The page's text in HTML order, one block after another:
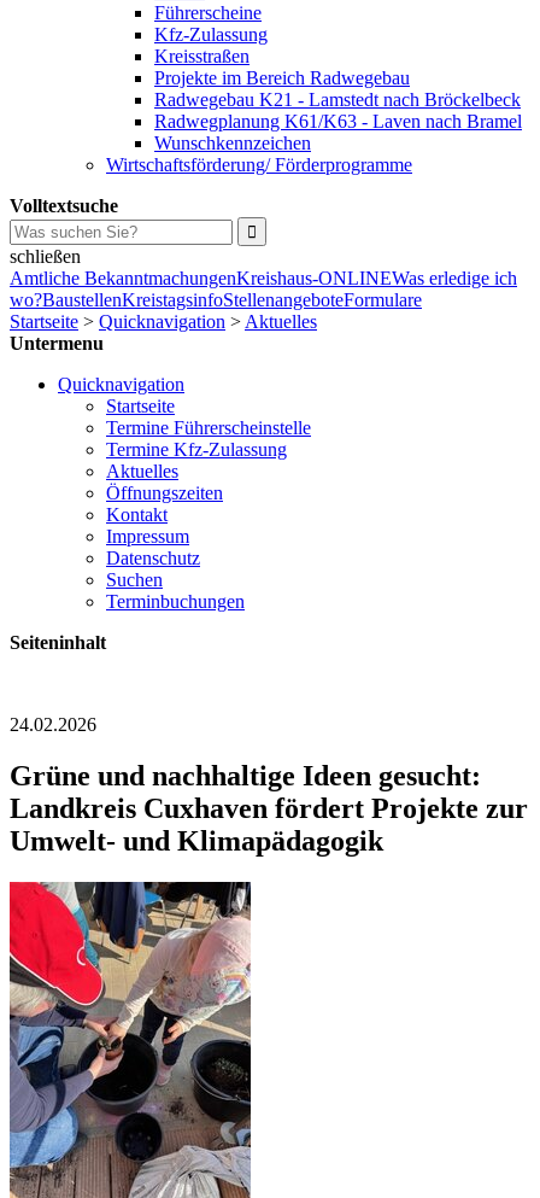
Führerscheine
Kfz-Zulassung
Kreisstraßen
Projekte im Bereich Radwegebau
Radwegebau K21 - Lamstedt nach Bröckelbeck
Radwegplanung K61/K63 - Laven nach Bramel
Wunschkennzeichen
Wirtschaftsförderung/ Förderprogramme
Volltextsuche
schließen
Amtliche BekanntmachungenKreishaus-ONLINEWas erledige ich
wo?BaustellenKreistagsinfoStellenangeboteFormulare
Startseite > Quicknavigation > Aktuelles
Untermenu
Quicknavigation
Startseite
Termine Führerscheinstelle
Termine Kfz-Zulassung
Aktuelles
Öffnungszeiten
Kontakt
Impressum
Datenschutz
Suchen
Terminbuchungen
Seiteninhalt
24.02.2026
Grüne und nachhaltige Ideen gesucht:
Landkreis Cuxhaven fördert Projekte zur
Umwelt- und Klimapädagogik